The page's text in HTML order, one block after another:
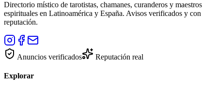
Directorio místico de tarotistas, chamanes, curanderos y maestros
espirituales en Latinoamérica y España. Avisos verificados y con
reputación.
Anuncios verificados Reputación real
Explorar